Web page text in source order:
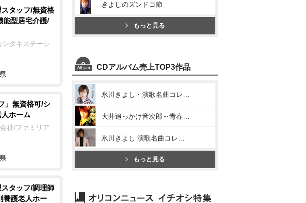
スタッフ/無資格
能型居宅介護/
タキステーシ
」無資格可/シ
ホーム
社/ファミリア
スタッフ/調理師
養護老人ホー
きよしのズンドコ節
もっと見る
CDアルバム売上TOP3作品
もっと見る